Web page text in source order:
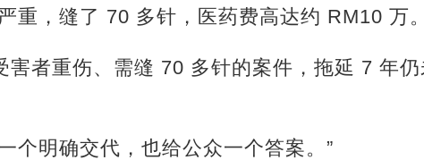
重，缝了 70 多针，医药费高达约 RM10 万
害者重伤、需缝 70 多针的案件，拖延 7 年
个明确交代，也给公众一个答案。”